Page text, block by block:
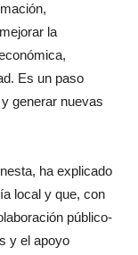
la
Es un paso
generar nuevas
ha explicado
local y que, con
público-
y el apoyo